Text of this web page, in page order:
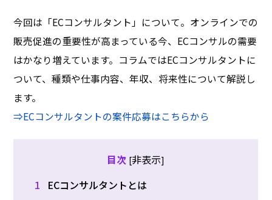
今回は「ECコンサルタント」について。オンラインでの
販売促進の重要性が高まっている今、ECコンサルの需要
はかなり増えています。コラムではECコンサルタントに
ついて、種類や仕事内容、年収、将来性について解説し
ます。
⇒ECコンサルタントの案件応募はこちらから
目次 [非表示]
1
ECコンサルタントとは